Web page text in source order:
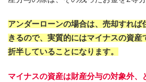
アンダーローンの場合は、売却すれば
きるので、実質的にはマイナスの資産
折半していることになります。
マイナスの資産は財産分与の対象外、